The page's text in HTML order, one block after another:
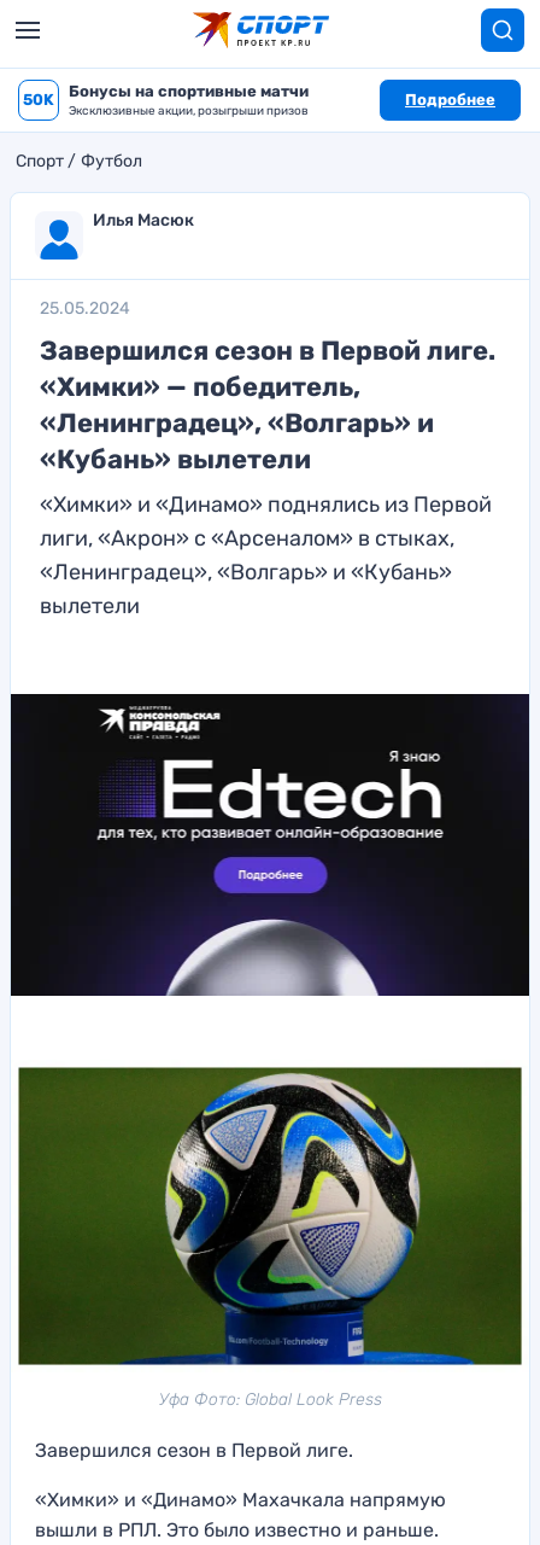
50K Бонусы на спортивные матчи
Эксклюзивные акции, розыгрыши призов
Подробнее
Спорт Футбол
Илья Масюк
25.05.2024
Завершился сезон в Первой лиге.
«Химки» — победитель,
«Ленинградец», «Волгарь» и
«Кубань» вылетели
«Химки» и «Динамо» поднялись из Первой
лиги, «Акрон» с «Арсеналом» в стыках,
«Ленинградец», «Волгарь» и «Кубань»
вылетели
Уфа Фото: Global Look Press
Завершился сезон в Первой лиге.
«Химки» и «Динамо» Махачкала напрямую
вышли в РПЛ. Это было известно и раньше.